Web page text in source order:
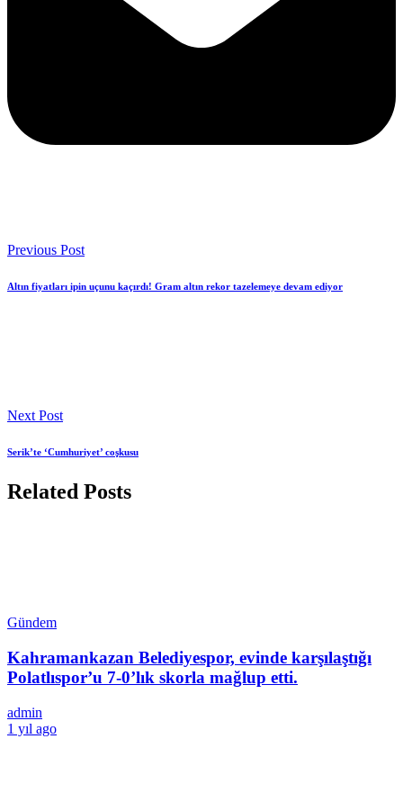
Previous Post
Altın fiyatları ipin uçunu kaçırdı! Gram altın rekor tazelemeye devam ediyor
Next Post
Serik’te ‘Cumhuriyet’ coşkusu
Related Posts
Gündem
Kahramankazan Belediyespor, evinde karşılaştığı
Polatlıspor’u 7-0’lık skorla mağlup etti.
admin
1 yıl ago